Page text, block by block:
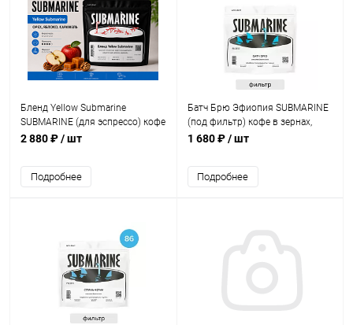
Бленд Yellow Submarine
SUBMARINE (для эспрессо) кофе
в зернах, упак. 1 кг.
2 880 ₽/ шт
Подробнее
Батч Брю Эфиопия SUBMARINE
(под фильтр) кофе в зернах,
упак. 500 г.
1 680 ₽/ шт
Подробнее